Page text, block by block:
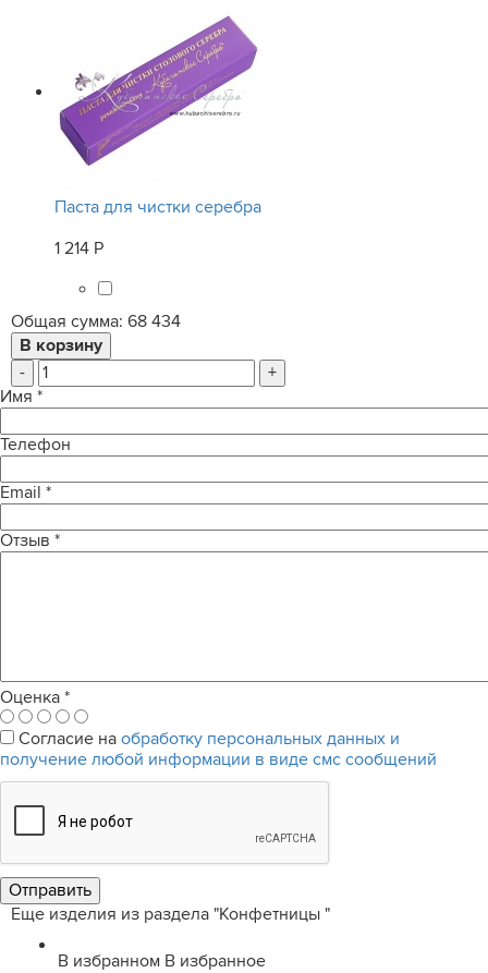
Паста для чистки серебра
1 214 Р
Общая сумма: 68 434
-
+
Имя *
Телефон
Email *
Отзыв *
Оценка *
Согласие на обработку персональных данных и
получение любой информации в виде смс сообщений
Еще изделия из раздела "Конфетницы "
В избранном В избранное